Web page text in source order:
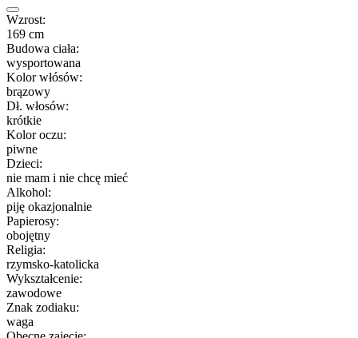
Wzrost:
169 cm
Budowa ciała:
wysportowana
Kolor włósów:
brązowy
Dł. włosów:
krótkie
Kolor oczu:
piwne
Dzieci:
nie mam i nie chcę mieć
Alkohol:
piję okazjonalnie
Papierosy:
obojętny
Religia:
rzymsko-katolicka
Wykształcenie:
zawodowe
Znak zodiaku:
waga